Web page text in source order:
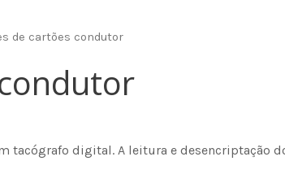
de cartões condutor
tacógrafo digital. A leitura e desencriptação